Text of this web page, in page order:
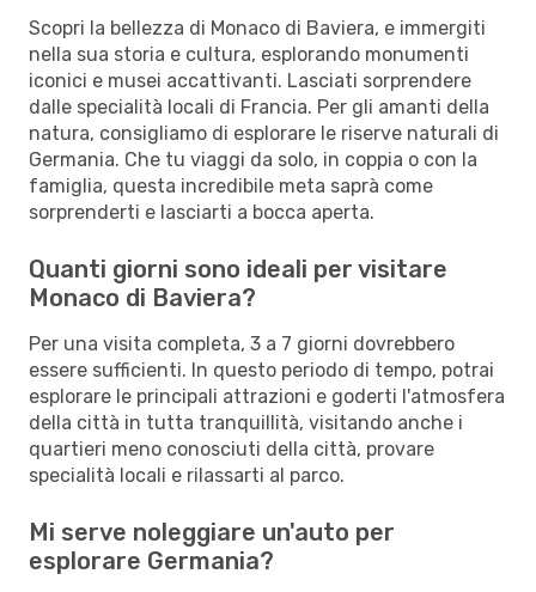
Scopri la bellezza di Monaco di Baviera, e immergiti
nella sua storia e cultura, esplorando monumenti
iconici e musei accattivanti. Lasciati sorprendere
dalle specialità locali di Francia. Per gli amanti della
natura, consigliamo di esplorare le riserve naturali di
Germania. Che tu viaggi da solo, in coppia o con la
famiglia, questa incredibile meta saprà come
sorprenderti e lasciarti a bocca aperta.
Quanti giorni sono ideali per visitare
Monaco di Baviera?
Per una visita completa, 3 a 7 giorni dovrebbero
essere sufficienti. In questo periodo di tempo, potrai
esplorare le principali attrazioni e goderti l'atmosfera
della città in tutta tranquillità, visitando anche i
quartieri meno conosciuti della città, provare
specialità locali e rilassarti al parco.
Mi serve noleggiare un'auto per
esplorare Germania?